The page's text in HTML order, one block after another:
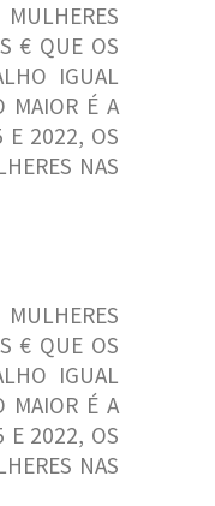
€ QUE OS
IGUAL
MAIOR É A
E 2022, OS
NAS
€ QUE OS
IGUAL
MAIOR É A
E 2022, OS
NAS